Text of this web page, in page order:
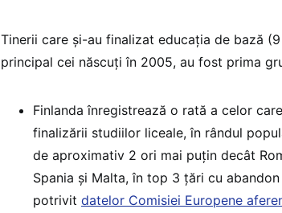
Tinerii care și-au finalizat educația de bază
principal cei născuți în 2005, au fost prima
Finlanda înregistrează o rată a celor
finalizării studiilor liceale, în rândul
de aproximativ 2 ori mai puțin decât
Spania și Malta, în top 3 țări cu
potrivit datelor Comisiei Europene